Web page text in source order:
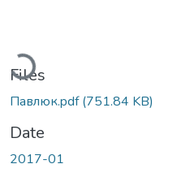
Files
Павлюк.pdf(751.84 KB)
Date
2017-01